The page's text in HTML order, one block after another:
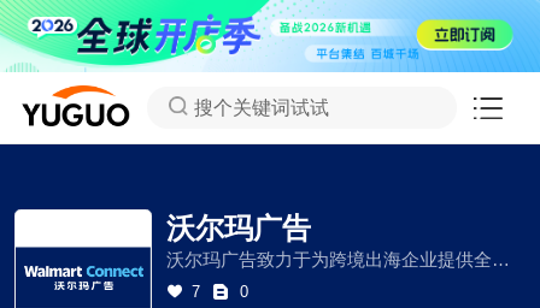
搜个关键词试试
沃尔玛广告
沃尔玛广告致力于为跨境出海企业提供全渠道广告解决方案，覆盖多元流量，助力品牌销量增长。
7 0